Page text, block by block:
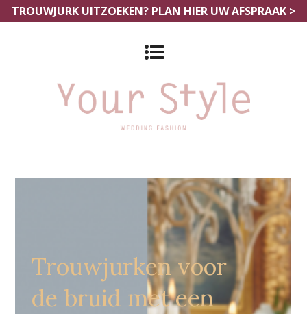
TROUWJURK UITZOEKEN? PLAN HIER UW AFSPRAAK >
Grote Maten Bruidsmodewinkels
Trouwjurken voor
de bruid met een